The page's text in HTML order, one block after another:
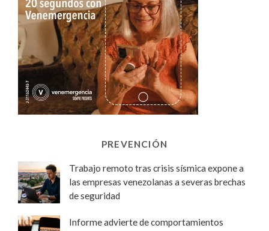
PREVENCIÓN
Trabajo remoto tras crisis sísmica expone a
las empresas venezolanas a severas brechas
de seguridad
Informe advierte de comportamientos